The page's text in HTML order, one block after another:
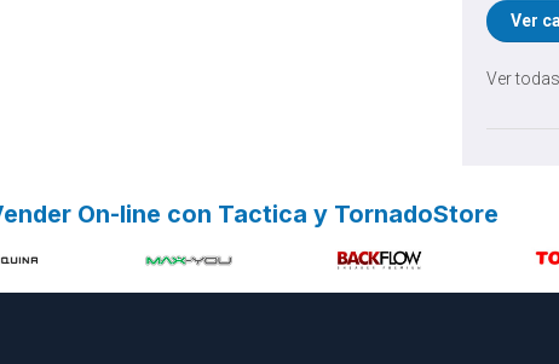
Ver
Ver todas
On-line con Tactica y TornadoStore